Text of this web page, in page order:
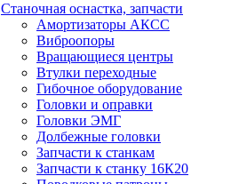
Станочная оснастка, запчасти
Амортизаторы АКСС
Виброопоры
Вращающиеся центры
Втулки переходные
Гибочное оборудование
Головки и оправки
Головки ЭМГ
Долбежные головки
Запчасти к станкам
Запчасти к станку 16К20